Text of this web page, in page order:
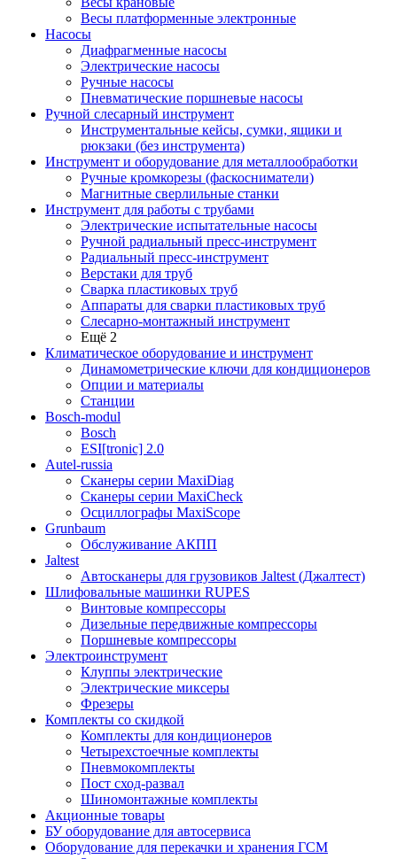
Весы платформенные электронные
Насосы
Диафрагменные насосы
Электрические насосы
Ручные насосы
Пневматические поршневые насосы
Ручной слесарный инструмент
Инструментальные кейсы, сумки, ящики и
рюкзаки (без инструмента)
Инструмент и оборудование для металлообработки
Ручные кромкорезы (фаскосниматели)
Магнитные сверлильные станки
Инструмент для работы с трубами
Электрические испытательные насосы
Ручной радиальный пресс-инструмент
Радиальный пресс-инструмент
Верстаки для труб
Сварка пластиковых труб
Аппараты для сварки пластиковых труб
Слесарно-монтажный инструмент
Ещё 2
Климатическое оборудование и инструмент
Динамометрические ключи для кондиционеров
Опции и материалы
Станции
Bosch-modul
Bosch
ESI[tronic] 2.0
Autel-russia
Сканеры серии MaxiDiag
Сканеры серии MaxiCheck
Осциллографы MaxiScope
Grunbaum
Обслуживание АКПП
Jaltest
Автосканеры для грузовиков Jaltest (Джалтест)
Шлифовальные машинки RUPES
Винтовые компрессоры
Дизельные передвижные компрессоры
Поршневые компрессоры
Электроинструмент
Клуппы электрические
Электрические миксеры
Фрезеры
Комплекты со скидкой
Комплекты для кондиционеров
Четырехстоечные комплекты
Пневмокомплекты
Пост сход-развал
Шиномонтажные комплекты
Акционные товары
БУ оборудование для автосервиса
Оборудование для перекачки и хранения ГСМ